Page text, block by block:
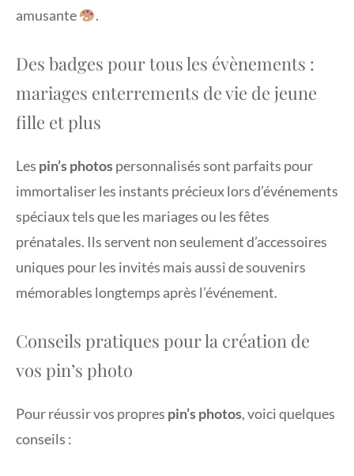
amusante
.
Des badges pour tous les évènements :
mariages enterrements de vie de jeune
fille et plus
Les pin’s photospersonnalisés sont parfaits pour
immortaliser les instants précieux lors d’événements
spéciaux tels que les mariages ou les fêtes
prénatales. Ils servent non seulement d’accessoires
uniques pour les invités mais aussi de souvenirs
mémorables longtemps après l’événement.
Conseils pratiques pour la création de
vos pin’s photo
Pour réussir vos propres pin’s photos, voici quelques
conseils :